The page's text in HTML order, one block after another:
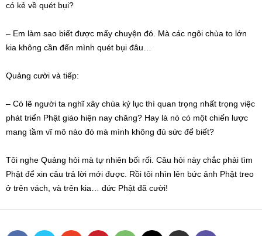
có kẻ về quét bụi?
– Em làm sao biết được mấy chuyện đó. Mà các ngôi chùa to lớn
kia không cần đến mình quét bụi đâu…
Quảng cười và tiếp:
– Có lẽ người ta nghĩ xây chùa kỷ lục thì quan trọng nhất trọng việc
phát triển Phật giáo hiện nay chăng? Hay là nó có một chiến lược
mang tầm vĩ mô nào đó mà mình không đủ sức để biết?
Tôi nghe Quảng hỏi mà tự nhiên bối rối. Câu hỏi này chắc phải tìm
Phật để xin câu trả lời mới được. Rồi tôi nhìn lên bức ảnh Phật treo
ở trên vách, và trên kia… đức Phật đã cười!